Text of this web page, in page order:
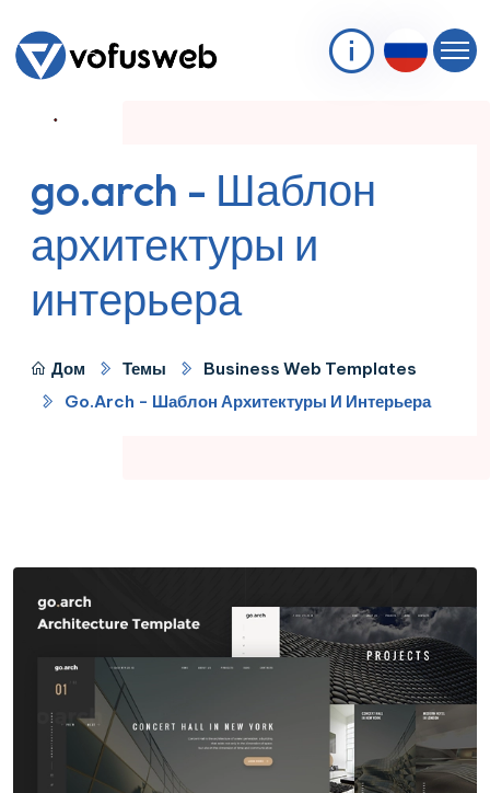
go.arch - Шаблон
архитектуры и
интерьера
Дом Темы
Business Web Templates
Go.arch - Шаблон Архитектуры И Интерьера